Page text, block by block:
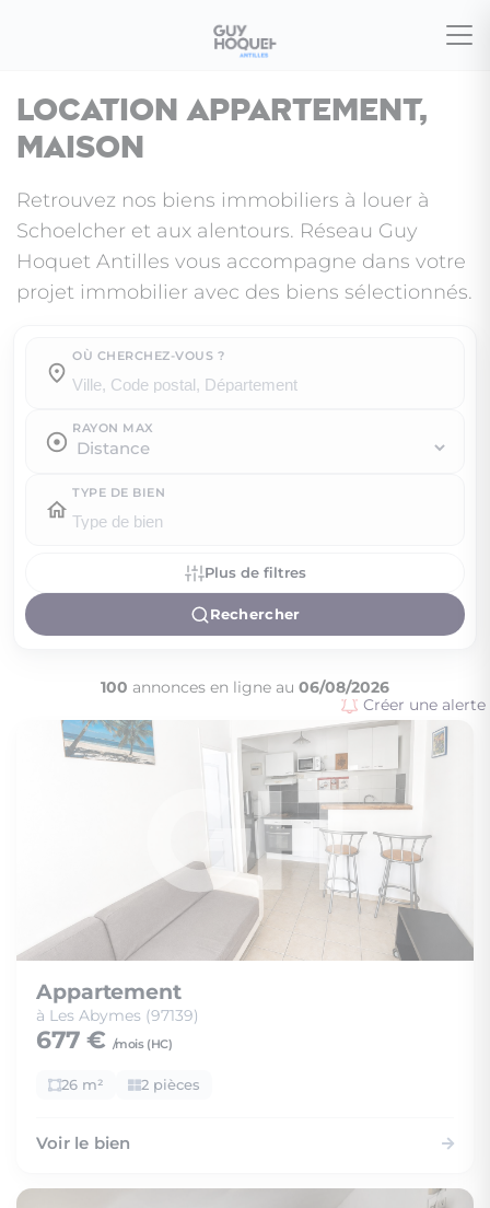
Location appartement,
maison
Retrouvez nos biens immobiliers à louer à
Schoelcher et aux alentours. Réseau Guy
Hoquet Antilles vous accompagne dans votre
projet immobilier avec des biens sélectionnés.
OÙ CHERCHEZ-VOUS ?
RAYON MAX
TYPE DE BIEN
Plus de filtres
Rechercher
100 annonces en ligne au 06/08/2026
Créer une alerte
Appartement
à Les Abymes (97139)
677 € /mois (HC)
26 m² 2 pièces
Voir le bien